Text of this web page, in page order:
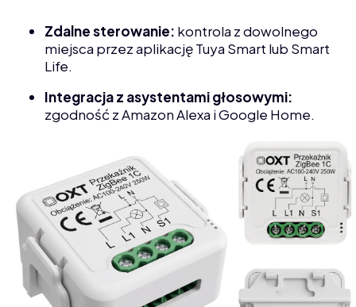
Zdalne sterowanie: kontrola z dowolnego
miejsca przez aplikację Tuya Smart lub Smart
Life.
Integracjaz asystentami głosowymi:
zgodność z Amazon Alexa i Google Home.